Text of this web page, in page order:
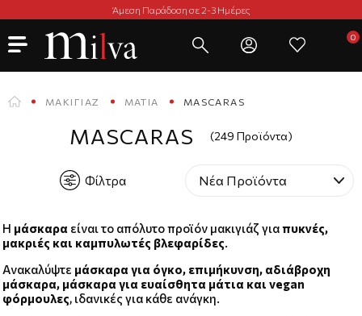
Άμεση Παράδοση σε 2-3 Ημέρες
ΜΑΚΙΓΙΆΖ ΜΆΤΙΑ MASCARAS
MASCARAS (249 Προϊόντα)
Φίλτρα
Η μάσκαρα είναι το απόλυτο προϊόν μακιγιάζ γιαπυκνές,
μακριές και καμπυλωτές βλεφαρίδες.
Ανακαλύψτε μάσκαρα για όγκο, επιμήκυνση, αδιάβροχη
μάσκαρα, μάσκαρα για ευαίσθητα μάτια και vegan
φόρμουλες, ιδανικές για κάθε ανάγκη.